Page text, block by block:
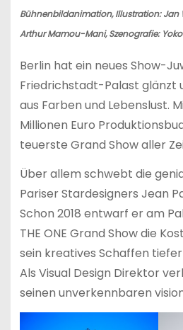
Bühnenbildanimation, Illustration: Jan
Arthur Mamou-Mani, Szenografie:
Berlin hat ein neues Show-
Friedrichstadt-Palast glänzt
aus Farben und Lebenslust.
Millionen Euro
teuerste Grand Show aller
Über allem schwebt die
Pariser Stardesigners Jean
Schon 2018 entwarf er am
THE ONE Grand Show die
sein kreatives Schaffen
Als Visual Design Direktor
seinen unverkennbaren